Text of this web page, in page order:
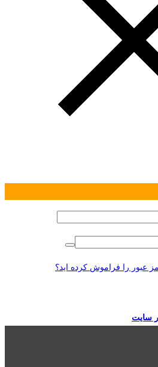
عبور را فراموش کرده اید؟
سایت